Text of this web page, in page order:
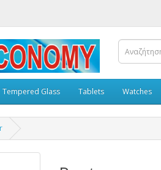
Tempered Glass Tablets Watches